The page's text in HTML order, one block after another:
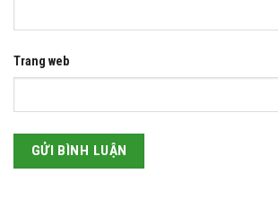
Trang web